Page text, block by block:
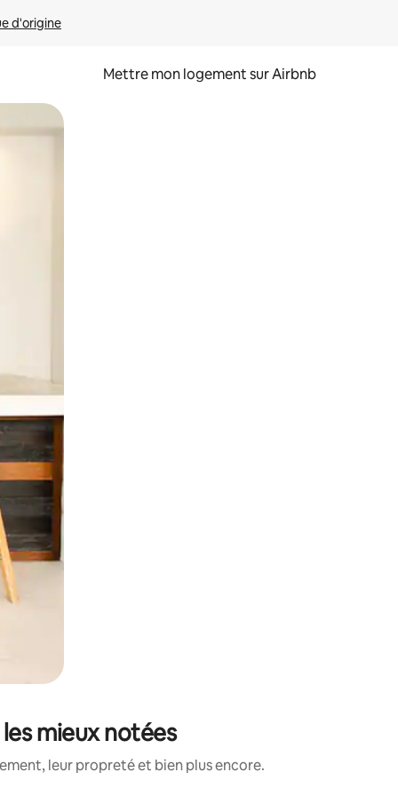
d'origine
Mettre mon logement sur Airbnb
glisser.
mieux notées
leur propreté et bien plus encore.